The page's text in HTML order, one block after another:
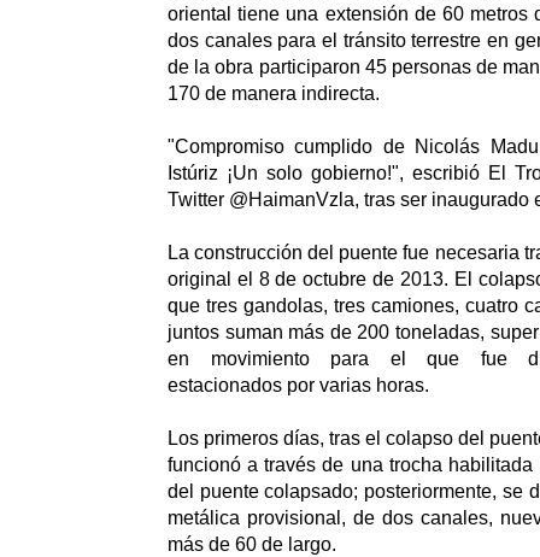
oriental tiene una extensión de 60 metros
dos canales para el tránsito terrestre en
de la obra participaron 45 personas de
170 de manera indirecta.
"Compromiso cumplido de Nicolás
Istúriz ¡Un solo gobierno!", escribió El
Twitter @HaimanVzla, tras ser inaugurado
La construcción del puente fue necesaria
original el 8 de octubre de 2013. El
que tres gandolas, tres camiones, cuatro
juntos suman más de 200 toneladas,
en movimiento para el que fue
estacionados por varias horas.
Los primeros días, tras el colapso del
funcionó a través de una trocha
del puente colapsado; posteriormente, se
metálica provisional, de dos canales,
más de 60 de largo.